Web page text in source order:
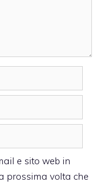
e sito web in
prossima volta che